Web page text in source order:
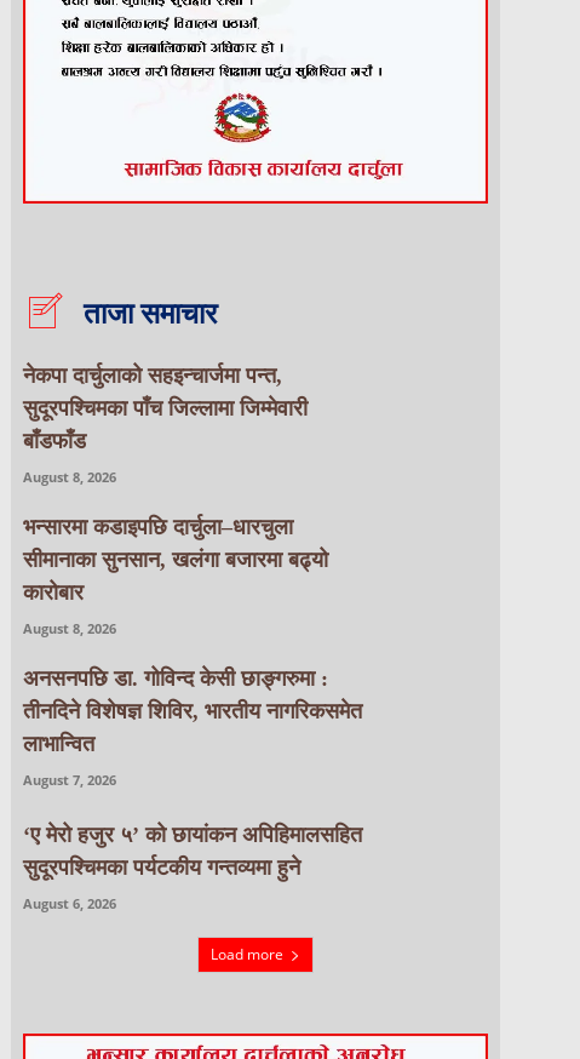
ताजा समाचार
नेकपा दार्चुलाको सहइन्चार्जमा पन्त,
सुदूरपश्चिमका पाँच जिल्लामा जिम्मेवारी
बाँडफाँड
August 8, 2026
भन्सारमा कडाइपछि दार्चुला–धारचुला
सीमानाका सुनसान, खलंगा बजारमा बढ्यो
कारोबार
August 8, 2026
अनसनपछि डा. गोविन्द केसी छाङ्गरुमा :
तीनदिने विशेषज्ञ शिविर, भारतीय नागरिकसमेत
लाभान्वित
August 7, 2026
‘ए मेरो हजुर ५’ को छायांकन अपिहिमालसहित
सुदूरपश्चिमका पर्यटकीय गन्तव्यमा हुने
August 6, 2026
Load more